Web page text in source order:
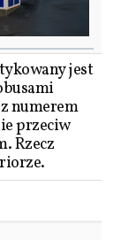
jest
numerem
przeciw
Rzecz